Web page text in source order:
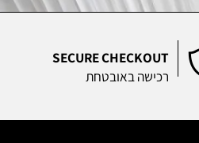
SECURE CHECKOUT